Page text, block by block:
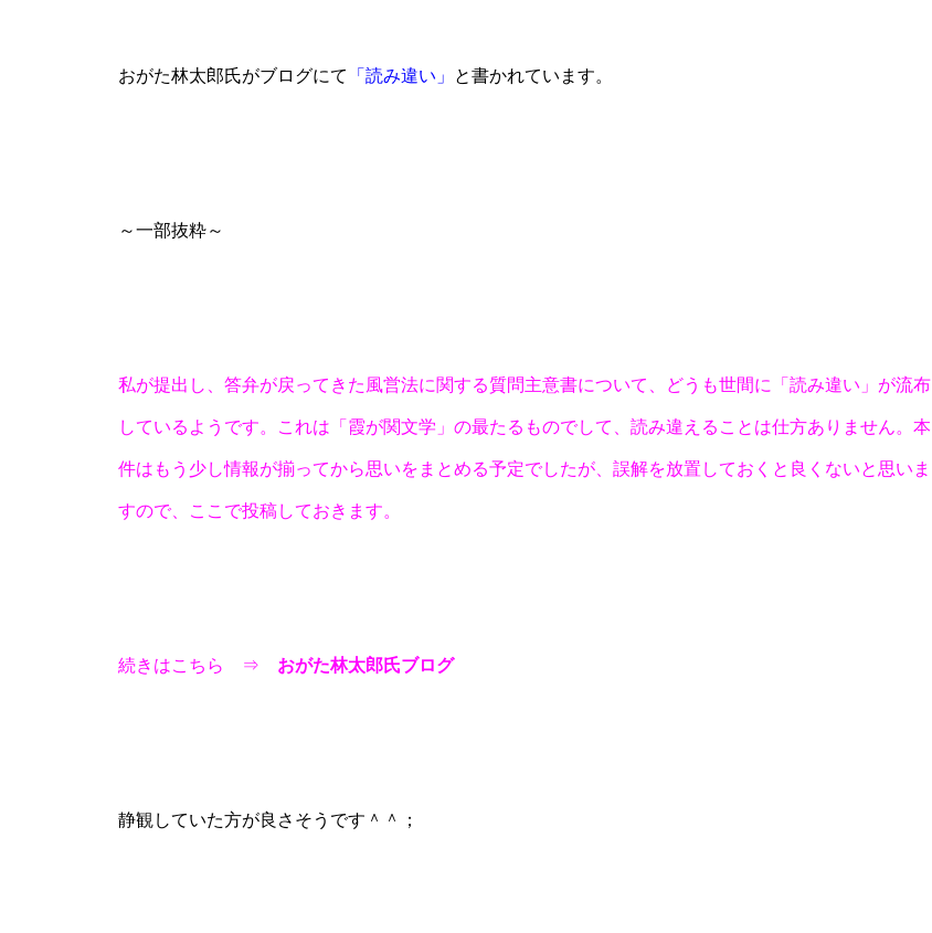
物件視察③ 物件視察②
おがた林太郎氏がブログにて 「読み違い」 と書かれています。
～一部抜粋～
私が提出し、答弁が戻ってきた 風営法に関する質問主意書について、どうも世間に「読み違い」が流布
しているようです。これは「霞が関文学」の最たるものでして、読み違えることは仕方ありません。本
件はもう少し情報が揃ってから思いをまとめる予定でしたが、誤解を放置しておくと良くないと思いま
すので、ここで投稿しておきます。
続きはこちら ⇒ おがた林太郎氏ブログ
静観していた方が良さそうです＾＾；